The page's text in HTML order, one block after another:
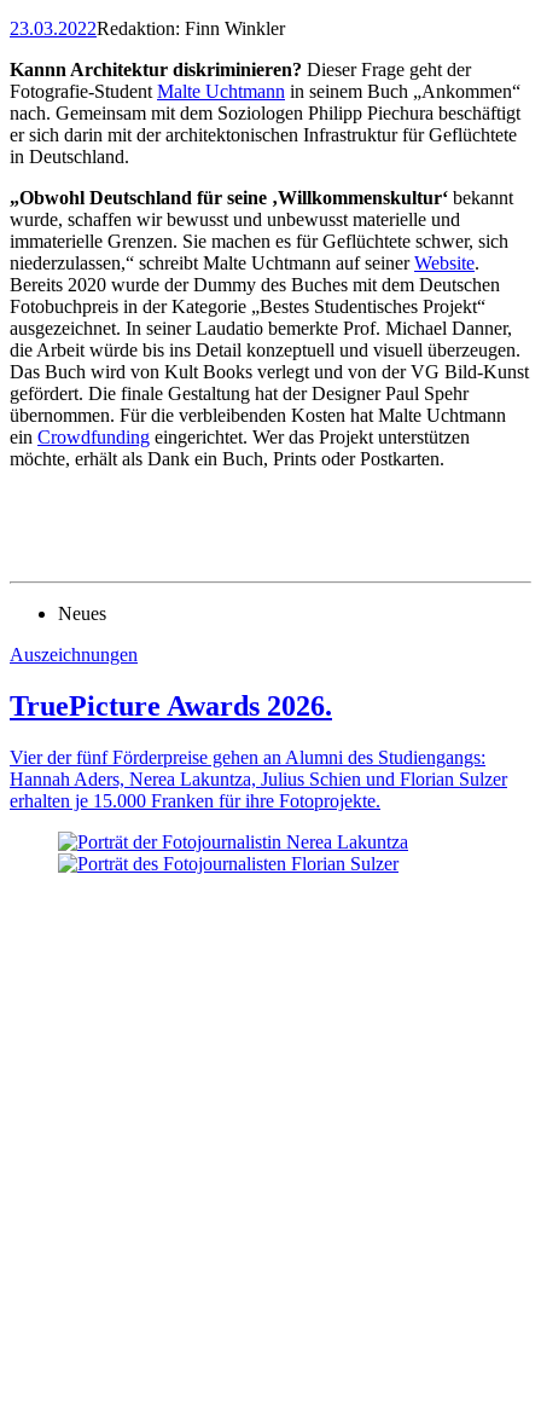
23.03.2022Redaktion: Finn Winkler
Kannn Architektur diskriminieren? Dieser Frage geht der
Fotografie-Student Malte Uchtmann in seinem Buch „Ankommen“
nach. Gemeinsam mit dem Soziologen Philipp Piechura beschäftigt
er sich darin mit der architektonischen Infrastruktur für Geflüchtete
in Deutschland.
„Obwohl Deutschland für seine ‚Willkommenskultur‘ bekannt
wurde, schaffen wir bewusst und unbewusst materielle und
immaterielle Grenzen. Sie machen es für Geflüchtete schwer, sich
niederzulassen,“ schreibt Malte Uchtmann auf seinerWebsite.
Bereits 2020 wurde der Dummy des Buches mit dem Deutschen
Fotobuchpreis in der Kategorie „Bestes Studentisches Projekt“
ausgezeichnet. In seiner Laudatio bemerkte Prof. Michael Danner,
die Arbeit würde bis ins Detail konzeptuell und visuell überzeugen.
Das Buch wird von Kult Books verlegt und von der VG Bild-Kunst
gefördert. Die finale Gestaltung hat der Designer Paul Spehr
übernommen. Für die verbleibenden Kosten hat Malte Uchtmann
ein Crowdfunding eingerichtet. Wer das Projekt unterstützen
möchte, erhält als Dank ein Buch, Prints oder Postkarten.
Neues
Auszeichnungen
TruePicture Awards 2026.
Vier der fünf Förderpreise gehen an Alumni des Studiengangs:
Hannah Aders, Nerea Lakuntza, Julius Schien und Florian Sulzer
erhalten je 15.000 Franken für ihre Fotoprojekte.